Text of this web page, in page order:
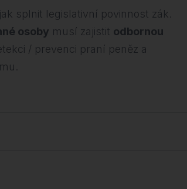
splnit legislativní povinnost zák.
osoby musí zajistit odbornou
/ prevenci praní peněz a